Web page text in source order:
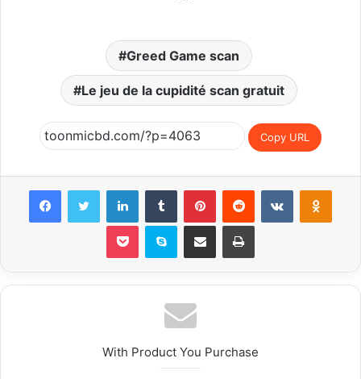
Greed Game scan
Le jeu de la cupidité scan gratuit
Copy URL
With Product You Purchase